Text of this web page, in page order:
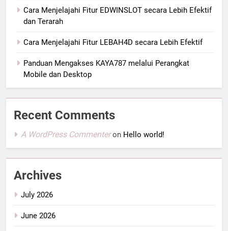
Cara Menjelajahi Fitur EDWINSLOT secara Lebih Efektif
dan Terarah
Cara Menjelajahi Fitur LEBAH4D secara Lebih Efektif
Panduan Mengakses KAYA787 melalui Perangkat
Mobile dan Desktop
Recent Comments
A WordPress Commenteron Hello world!
Archives
July 2026
June 2026